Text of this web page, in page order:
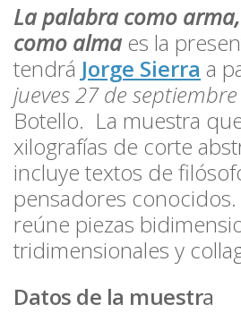
La palabra como
como alma es la
tendrá Jorge Sierra a
jueves 27 de septiembre
Botello. La muestra
xilografías de corte
incluye textos de
pensadores
reúne piezas
tridimensionales y
Datos de la muestra